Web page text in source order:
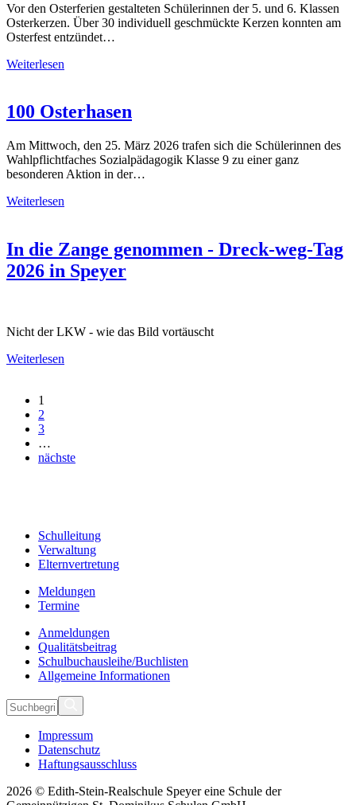
Vor den Osterferien gestalteten Schülerinnen der 5. und 6. Klassen
Osterkerzen. Über 30 individuell geschmückte Kerzen konnten am
Osterfest entzündet…
Weiterlesen
100 Osterhasen
Am Mittwoch, den 25. März 2026 trafen sich die Schülerinnen des
Wahlpflichtfaches Sozialpädagogik Klasse 9 zu einer ganz
besonderen Aktion in der…
Weiterlesen
In die Zange genommen - Dreck-weg-Tag
2026 in Speyer
Nicht der LKW - wie das Bild vortäuscht
Weiterlesen
1
2
3
…
nächste
Schulleitung
Verwaltung
Elternvertretung
Meldungen
Termine
Anmeldungen
Qualitätsbeitrag
Schulbuchausleihe/Buchlisten
Allgemeine Informationen
Impressum
Datenschutz
Haftungsausschluss
2026 © Edith-Stein-Realschule Speyer eine Schule der